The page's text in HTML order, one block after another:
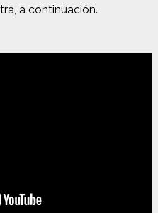
a continuación.